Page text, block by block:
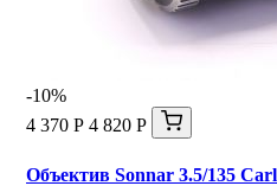
-10%
4 370 Р 4 820 Р
Объектив Sonnar 3.5/135